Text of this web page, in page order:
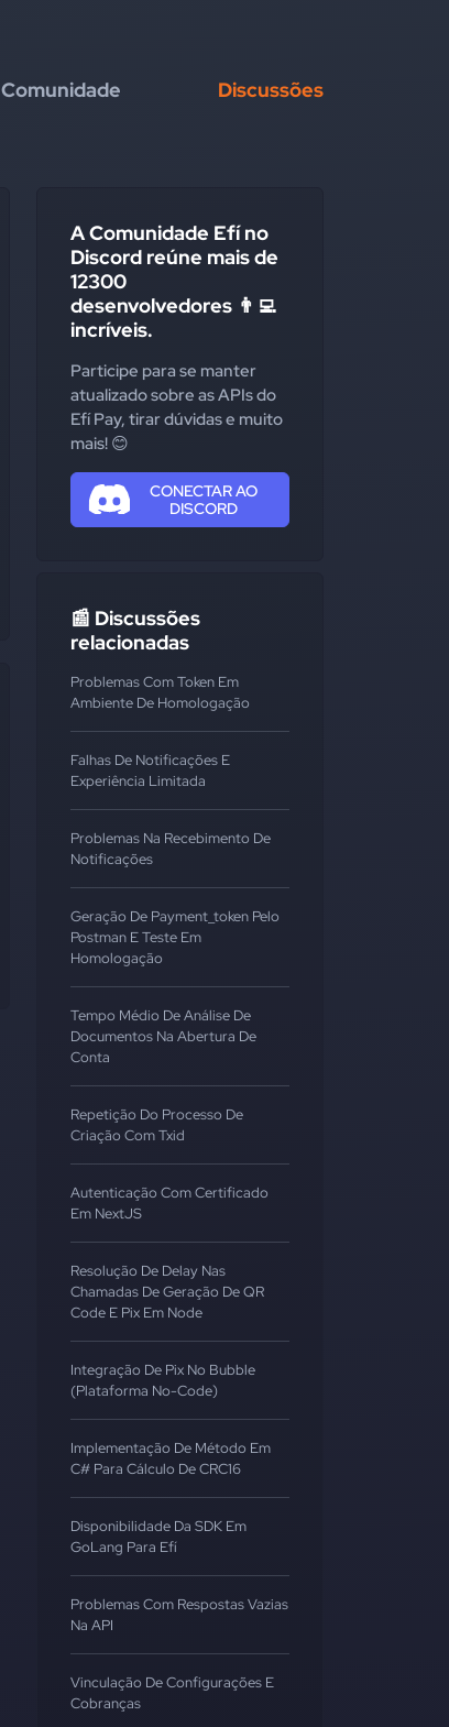
Comunidade Discussões
A Comunidade Efí no
Discord reúne mais de
12300
desenvolvedores 👨‍💻
incríveis.
Participe para se manter
atualizado sobre as APIs do
Efí Pay, tirar dúvidas e muito
mais! 😊
CONECTAR AO
DISCORD
📰 Discussões
relacionadas
Problemas Com Token Em
Ambiente De Homologação
Falhas De Notificações E
Experiência Limitada
Problemas Na Recebimento De
Notificações
Geração De Payment_token Pelo
Postman E Teste Em
Homologação
Tempo Médio De Análise De
Documentos Na Abertura De
Conta
Repetição Do Processo De
Criação Com Txid
Autenticação Com Certificado
Em NextJS
Resolução De Delay Nas
Chamadas De Geração De QR
Code E Pix Em Node
Integração De Pix No Bubble
(Plataforma No-Code)
Implementação De Método Em
C# Para Cálculo De CRC16
Disponibilidade Da SDK Em
GoLang Para Efí
Problemas Com Respostas Vazias
Na API
Vinculação De Configurações E
Cobranças